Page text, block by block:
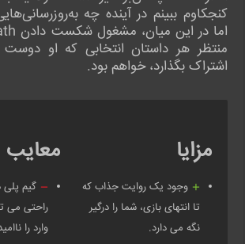
کنجکاوم ببینم در آینده چه
منتظر هر داستان انتخابی که او دوست
اشتراک بگذارد، خواهم بود.
مزایا
وجود یک روایت جذاب که
تا انتهای بازی، شما را درگیر
نگه می دارد.
معایب
گیم پلی
راحتی می
وارد را